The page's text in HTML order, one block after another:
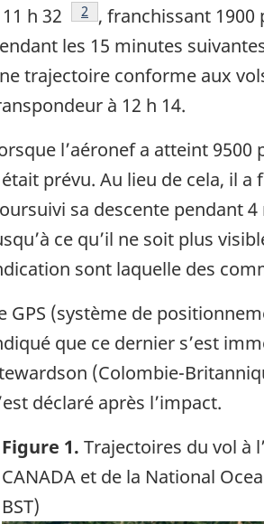
h 32
Note de bas de page
2
, franchissant 1900
les 15 minutes
trajectoire conforme aux
à 12 h 14.
l’aéronef a atteint 9500
prévu. Au lieu de cela, il
sa descente pendant
ce qu’il ne soit plus
sont laquelle des
GPS (système de
que ce dernier s’est
(Colombie-
déclaré après l’impact.
Figure 1. Trajectoires du vol à
CANADA et de la National
BST)